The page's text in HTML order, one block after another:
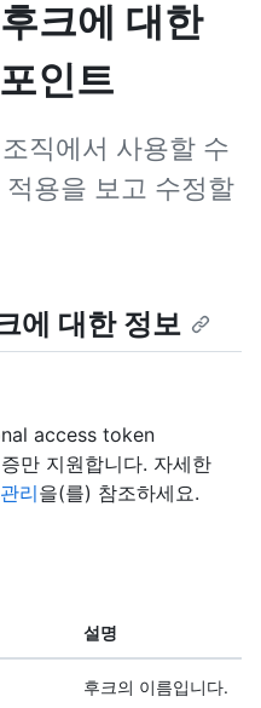
크에 대한
인트
직에서 사용할 수
용을 보고 수정할
에 대한 정보
access token
만 지원합니다. 자세한
리을(를) 참조하세요.
설명
후크의 이름입니다.